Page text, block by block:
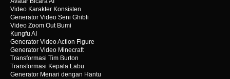
Video Karakter Konsisten
Generator Video Seni Ghibli
Video Zoom Out Bumi
Kungfu AI
Generator Video Action Figure
Generator Video Minecraft
Transformasi Tim Burton
Transformasi Kepala Labu
Generator Menari dengan Hantu